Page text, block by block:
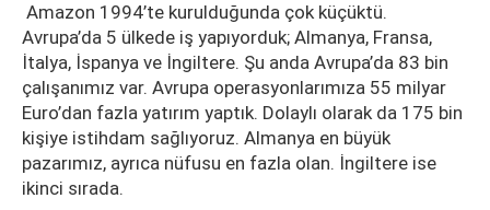
Amazon 1994’te kurulduğunda çok küçüktü.
Avrupa’da 5 ülkede iş yapıyorduk; Almanya, Fransa,
İtalya, İspanya ve İngiltere. Şu anda Avrupa’da 83 bin
çalışanımız var. Avrupa operasyonlarımıza 55 milyar
Euro’dan fazla yatırım yaptık. Dolaylı olarak da 175 bin
kişiye istihdam sağlıyoruz. Almanya en büyük
pazarımız, ayrıca nüfusu en fazla olan. İngiltere ise
ikinci sırada.